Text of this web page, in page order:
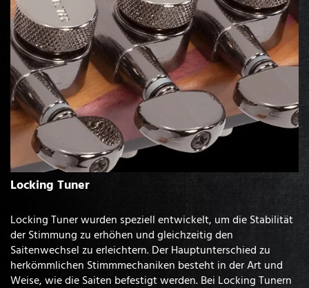
Locking Tuner
Locking Tuner wurden speziell entwickelt, um die Stabilität
der Stimmung zu erhöhen und gleichzeitig den
Saitenwechsel zu erleichtern. Der Hauptunterschied zu
herkömmlichen Stimmmechaniken besteht in der Art und
Weise, wie die Saiten befestigt werden. Bei Locking Tunern